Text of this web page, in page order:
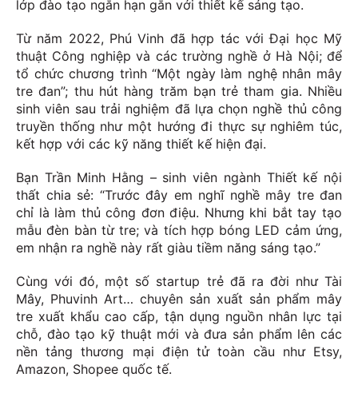
lớp đào tạo ngắn hạn gắn với thiết kế sáng tạo.
Từ năm 2022, Phú Vinh đã hợp tác với Đại học Mỹ
thuật Công nghiệp và các trường nghề ở Hà Nội; để
tổ chức chương trình “Một ngày làm nghệ nhân mây
tre đan”; thu hút hàng trăm bạn trẻ tham gia. Nhiều
sinh viên sau trải nghiệm đã lựa chọn nghề thủ công
truyền thống như một hướng đi thực sự nghiêm túc,
kết hợp với các kỹ năng thiết kế hiện đại.
Bạn Trần Minh Hằng – sinh viên ngành Thiết kế nội
thất chia sẻ: “Trước đây em nghĩ nghề mây tre đan
chỉ là làm thủ công đơn điệu. Nhưng khi bắt tay tạo
mẫu đèn bàn từ tre; và tích hợp bóng LED cảm ứng,
em nhận ra nghề này rất giàu tiềm năng sáng tạo.”
Cùng với đó, một số startup trẻ đã ra đời như Tài
Mây, Phuvinh Art… chuyên sản xuất sản phẩm mây
tre xuất khẩu cao cấp, tận dụng nguồn nhân lực tại
chỗ, đào tạo kỹ thuật mới và đưa sản phẩm lên các
nền tảng thương mại điện tử toàn cầu như Etsy,
Amazon, Shopee quốc tế.